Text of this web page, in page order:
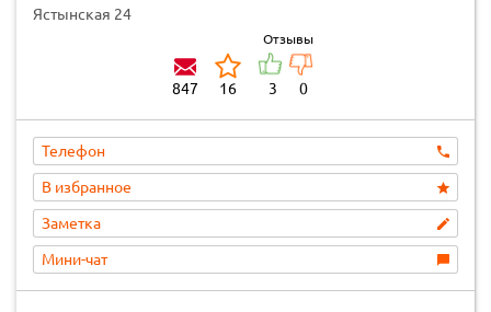
Ястынская 24
847 16
Отзывы
3 0
Телефон
В избранное
Заметка
Мини-чат